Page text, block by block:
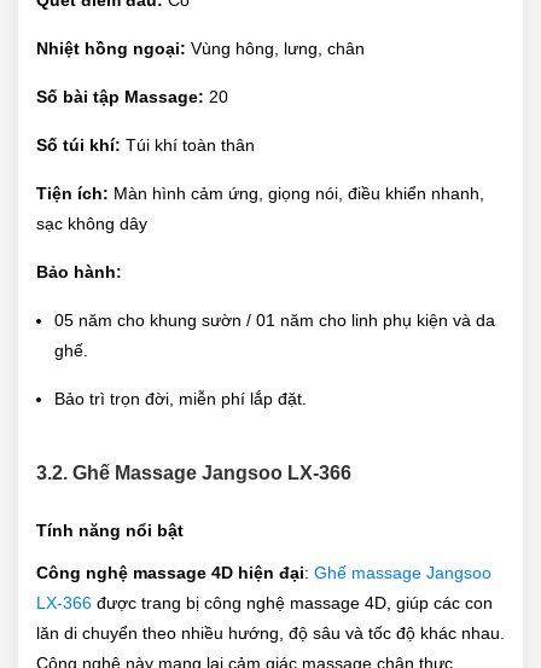
Nhiệt hồng ngoại: Vùng hông, lưng, chân
Số bài tập Massage: 20
Số túi khí: Túi khí toàn thân
Tiện ích: Màn hình cảm ứng, giọng nói, điều khiển nhanh,
sạc không dây
Bảo hành:
05 năm cho khung sườn / 01 năm cho linh phụ kiện và da
ghế.
Bảo trì trọn đời, miễn phí lắp đặt.
3.2. Ghế Massage Jangsoo LX-366
Tính năng nổi bật
Công nghệ massage 4D hiện đại: Ghế massage Jangsoo
LX-366 được trang bị công nghệ massage 4D, giúp các con
lăn di chuyển theo nhiều hướng, độ sâu và tốc độ khác nhau.
Công nghệ này mang lại cảm giác massage chân thực,